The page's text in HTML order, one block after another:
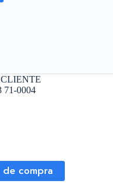
71-0004
compra